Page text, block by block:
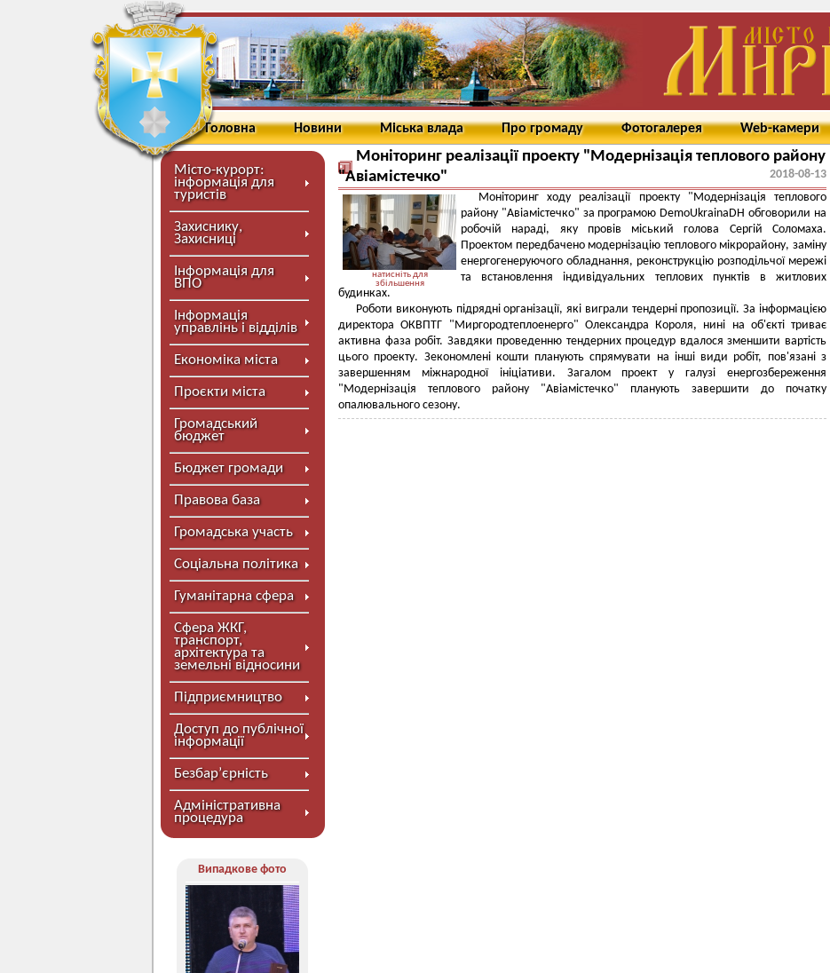
Головна Новини Міська влада Про громаду Фотогалерея Web-камери
Місто-курорт:
інформація для
туристів
Захиснику,
Захисниці
Інформація для
ВПО
Інформація
управлінь і відділів
Економіка міста
Проєкти міста
Громадський
бюджет
Бюджет громади
Правова база
Громадська участь
Соціальна політика
Гуманітарна сфера
Сфера ЖКГ,
транспорт,
архітектура та
земельні відносини
Підприємництво
Доступ до публічної
інформації
Безбар’єрність
Адміністративна
процедура
Випадкове фото
Моніторинг реалізації проекту "Модернізація теплового району
"Авіамістечко"
2018-08-13
натисніть для
збільшення
Моніторинг ходу реалізації проекту "Модернізація теплового
району "Авіамістечко" за програмою DemoUkrainaDH обговорили на
робочій нараді, яку провів міський голова Сергій Соломаха.
Проектом передбачено модернізацію теплового мікрорайону, заміну
енергогенеруючого обладнання, реконструкцію розподільчої мережі
та встановлення індивідуальних теплових пунктів в житлових
будинках.
Роботи виконують підрядні організації, які виграли тендерні пропозиції. За інформацією
директора ОКВПТГ "Миргородтеплоенерго" Олександра Короля, нині на об'єкті триває
активна фаза робіт. Завдяки проведенню тендерних процедур вдалося зменшити вартість
цього проекту. Зекономлені кошти планують спрямувати на інші види робіт, пов'язані з
завершенням міжнародної ініціативи. Загалом проект у галузі енергозбереження
"Модернізація теплового району "Авіамістечко" планують завершити до початку
опалювального сезону.